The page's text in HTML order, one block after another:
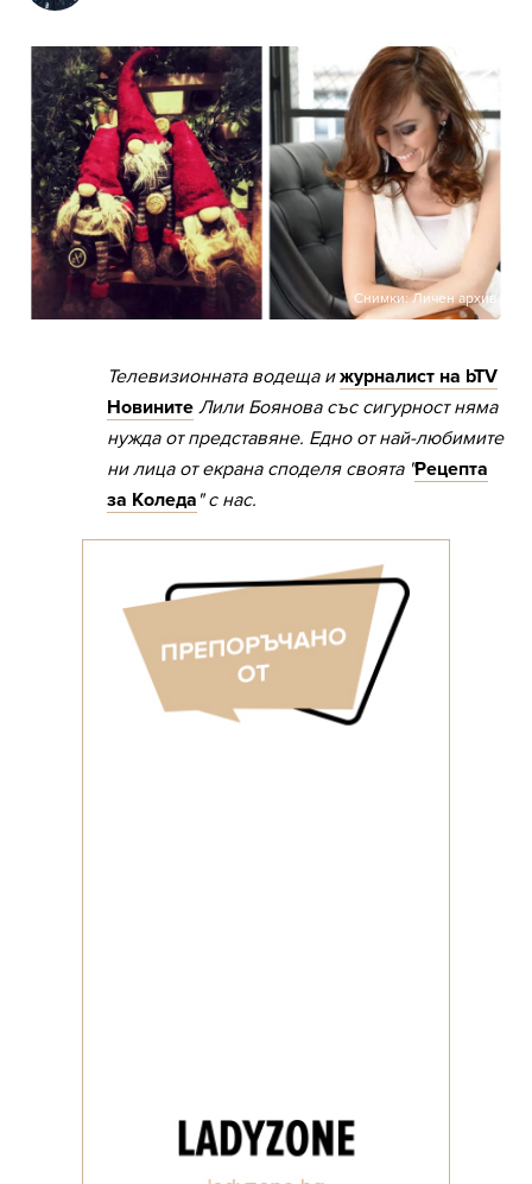
Снимки: Личен архив
Телевизионната водеща ижурналист на bTV
Новините Лили Боянова със сигурност няма
нужда от представяне. Едно от най-любимите
ни лица от екрана споделя своята "Рецепта
за Коледа " с нас.